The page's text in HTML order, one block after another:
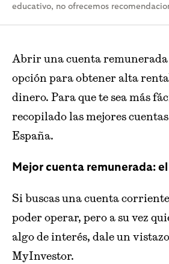
educativo, no ofrecemos
Abrir una cuenta remunerada
opción para obtener alta
dinero. Para que te sea más
recopilado las mejores
España.
Mejor cuenta remunerada:
Si buscas una cuenta
poder operar, pero a su vez
algo de interés, dale un
MyInvestor.